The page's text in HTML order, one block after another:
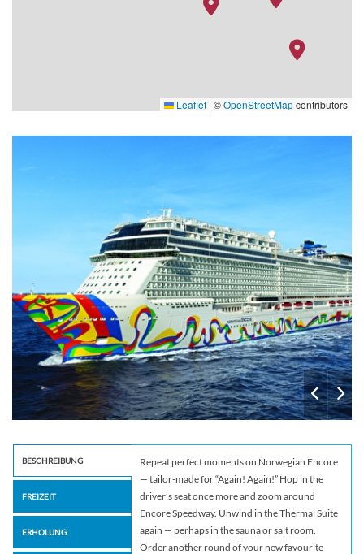
Leaflet | ©OpenStreetMapcontributors
BESCHREIBUNG
FREIZEIT
ERHOLUNG
Repeat perfect moments on Norwegian Encore
— tailor-made for “Again! Again!” Hop in the
driver’s seat once more and zoom around
Encore Speedway. Unwind in the Thermal Suite
again — perhaps in the sauna or salt room.
Order another round of your new favourite